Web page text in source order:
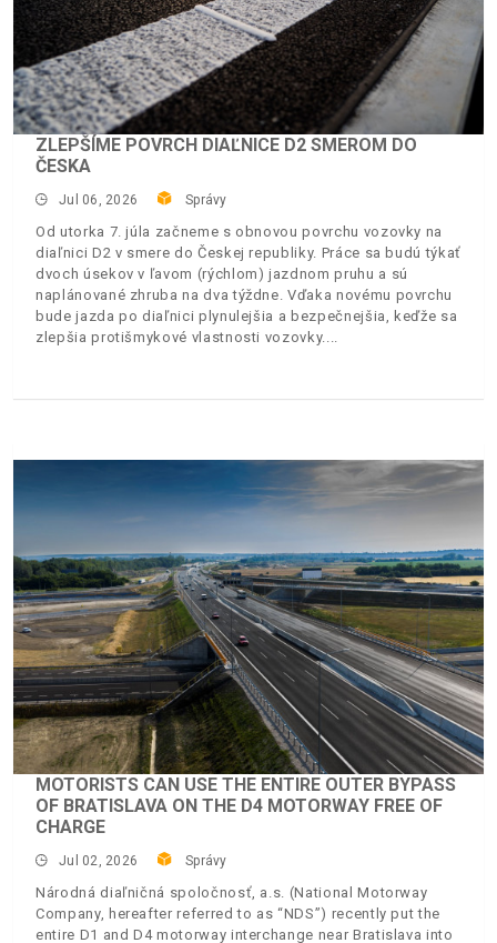
ZLEPŠÍME POVRCH DIAĽNICE D2 SMEROM DO
ČESKA
Jul 06, 2026 Správy
Od utorka 7. júla začneme s obnovou povrchu vozovky na
diaľnici D2 v smere do Českej republiky. Práce sa budú týkať
dvoch úsekov v ľavom (rýchlom) jazdnom pruhu a sú
naplánované zhruba na dva týždne. Vďaka novému povrchu
bude jazda po diaľnici plynulejšia a bezpečnejšia, keďže sa
zlepšia protišmykové vlastnosti vozovky.
MOTORISTS CAN USE THE ENTIRE OUTER BYPASS
OF BRATISLAVA ON THE D4 MOTORWAY FREE OF
CHARGE
Jul 02, 2026 Správy
Národná diaľničná spoločnosť, a.s. (National Motorway
Company, hereafter referred to as “NDS”) recently put the
entire D1 and D4 motorway interchange near Bratislava into